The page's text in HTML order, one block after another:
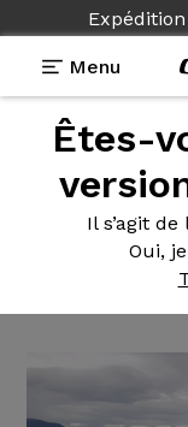
Menu
Êtes-
Il s’agit
Oui,
Témoignages>
Axxome II
R8000 -